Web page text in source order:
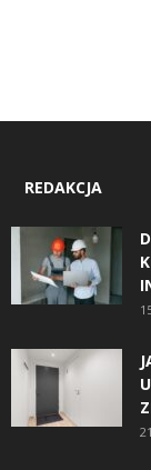
REDAKCJA